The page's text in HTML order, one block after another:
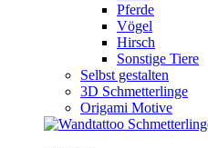
Pferde
Vögel
Hirsch
Sonstige Tiere
Selbst gestalten
3D Schmetterlinge
Origami Motive